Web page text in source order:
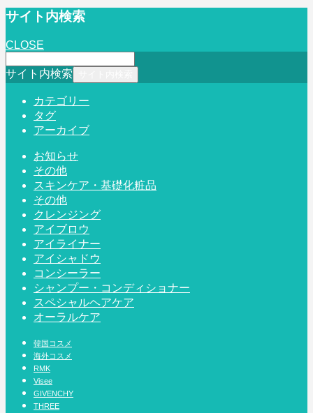
サイト内検索
CLOSE
サイト内検索
カテゴリー
タグ
アーカイブ
お知らせ
その他
スキンケア・基礎化粧品
その他
クレンジング
アイブロウ
アイライナー
アイシャドウ
コンシーラー
シャンプー・コンディショナー
スペシャルヘアケア
オーラルケア
韓国コスメ
海外コスメ
RMK
Visee
GIVENCHY
THREE